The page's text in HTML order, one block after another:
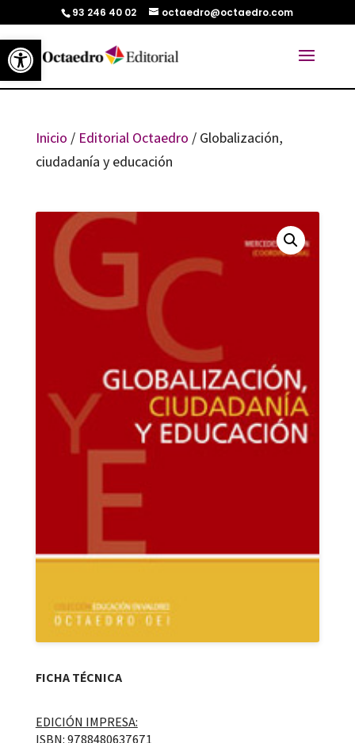
Abrir barra de herramientas
93 246 40 02 octaedro@octaedro.com
Inicio / Editorial Octaedro / Globalización,
ciudadanía y educación
FICHA TÉCNICA
EDICIÓN IMPRESA:
ISBN: 9788480637671